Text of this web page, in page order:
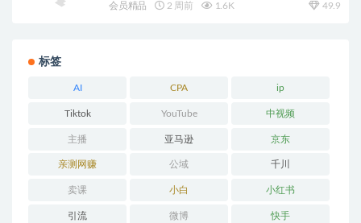
会员精品 2 周前 1.6K 49.9
标签
AI CPA ip
Tiktok YouTube 中视频
主播 亚马逊 京东
亲测网赚 公域 千川
卖课 小白 小红书
引流 微博 快手